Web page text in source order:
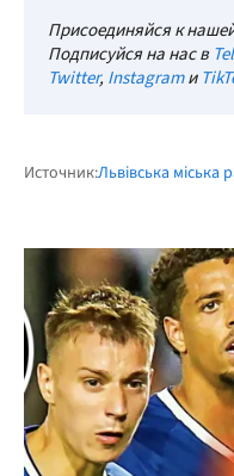
Присоединяйся к
Подписуйся на нас в
Twitter, Instagramи
Источник:Львівська міська